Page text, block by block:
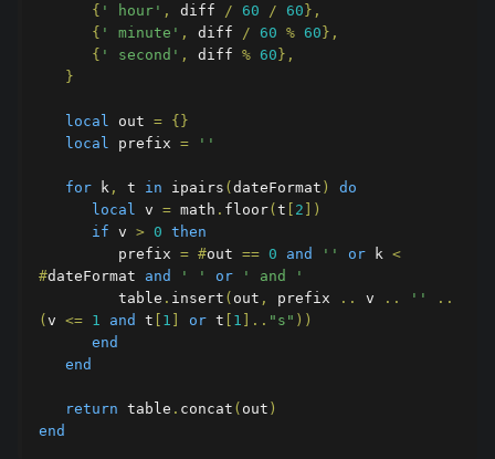
{ ' hour' , diff / 60 / 60 },
{ ' minute' , diff / 60 % 60 },
{ ' second' , diff % 60 },
}
local out = {}
local
prefix = ''
for k , t in ipairs ( dateFormat )
do
local
v = math . floor( t 2 ])
if v > 0 then
         prefix
= #out == 0 and '' or k <
#dateFormat and ' ' or
' and '
         table
. insert ( out , prefix .. v .. ''
..
( v <= 1 and t 1 or t 1 ].. "s" ))
end
end
return table . concat ( out )
end